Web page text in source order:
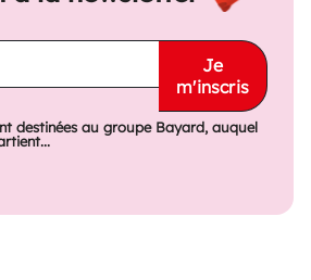
Je
m'inscris
destinées au groupe Bayard, auquel